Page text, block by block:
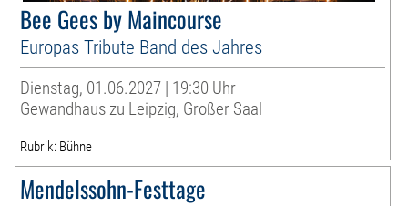
Bee Gees by Maincourse
Europas Tribute Band des Jahres
Dienstag, 01.06.2027 | 19:30 Uhr
Gewandhaus zu Leipzig, Großer Saal
Rubrik: Bühne
Mendelssohn-Festtage